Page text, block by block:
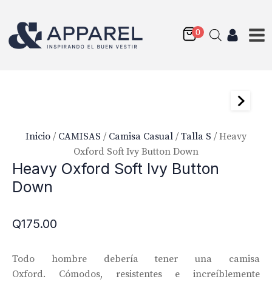
Inicio / CAMISAS / Camisa Casual / Talla S / Heavy
Oxford Soft Ivy Button Down
Heavy Oxford Soft Ivy Button
Down
Q175.00
Todo hombre debería tener una camisa
Oxford. Cómodos, resistentes e increíblemente